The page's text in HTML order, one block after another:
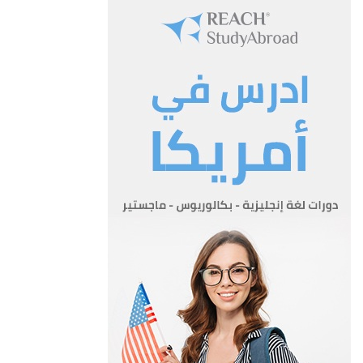
أ- تطبق أحكام هذا النظام على الأراضي ومشاريع الإعمار في
المنطقة وتسري أحكامه على أي شخص طبيعي أو اعتباري ويشمل
ذلك اي وزارة أو هيئة أو جهة أو مؤسسة رسمية أو عامة 0